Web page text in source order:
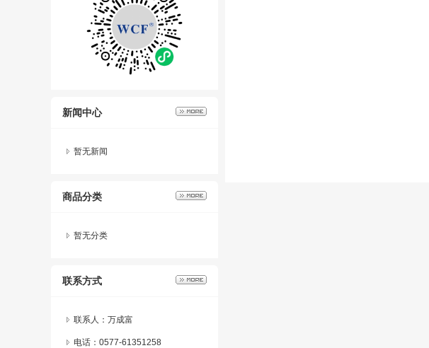
新闻中心
暂无新闻
商品分类
暂无分类
联系方式
联系人：万成富
电话：0577-61351258